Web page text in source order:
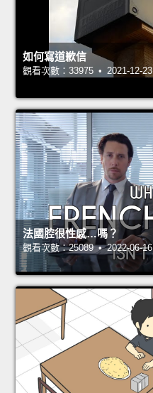
如何寫道歉信
觀看次數：33975 • 2021-12-23
法國腔很性感…嗎？
觀看次數：25089 • 2022-06-16